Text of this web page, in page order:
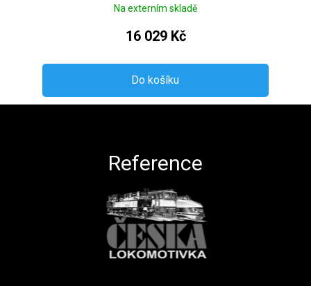
Na externím skladě
16 029 Kč
Do košíku
Reference